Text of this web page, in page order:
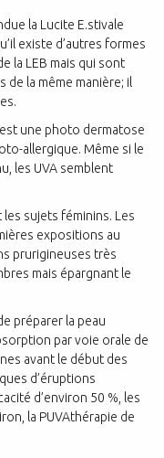
la Lucite E.stivale
existe d’autres formes
la LEB mais qui sont
de la même manière; il
une photo dermatose
allergique. Même si le
les UVA semblent
sujets féminins. Les
expositions au
prurigineuses très
mais épargnant le
préparer la peau
par voie orale de
avant le début des
d’éruptions
d’environ 50 %, les
la PUVAthérapie de